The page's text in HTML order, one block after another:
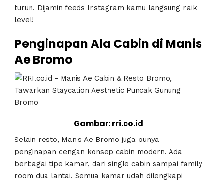
turun. Dijamin feeds Instagram kamu langsung naik
level!
Penginapan Ala Cabin di Manis
Ae Bromo
Gambar: rri.co.id
Selain resto, Manis Ae Bromo juga punya
penginapan dengan konsep cabin modern. Ada
berbagai tipe kamar, dari single cabin sampai family
room dua lantai. Semua kamar udah dilengkapi